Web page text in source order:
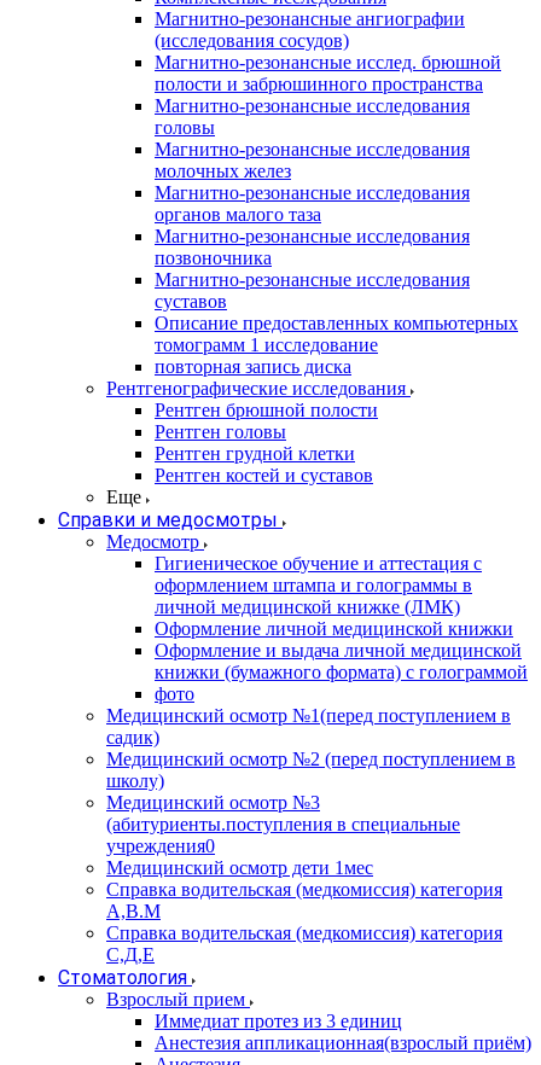
Магнитно-резонансные ангиографии
(исследования сосудов)
Магнитно-резонансные исслед. брюшной
полости и забрюшинного пространства
Магнитно-резонансные исследования
головы
Магнитно-резонансные исследования
молочных желез
Магнитно-резонансные исследования
органов малого таза
Магнитно-резонансные исследования
позвоночника
Магнитно-резонансные исследования
суставов
Описание предоставленных компьютерных
томограмм 1 исследование
повторная запись диска
Рентгенографические исследования
Рентген брюшной полости
Рентген головы
Рентген грудной клетки
Рентген костей и суставов
Еще
Справки и медосмотры
Медосмотр
Гигиеническое обучение и аттестация с
оформлением штампа и голограммы в
личной медицинской книжке (ЛМК)
Оформление личной медицинской книжки
Оформление и выдача личной медицинской
книжки (бумажного формата) с голограммой
фото
Медицинский осмотр №1(перед поступлением в
садик)
Медицинский осмотр №2 (перед поступлением в
школу)
Медицинский осмотр №3
(абитуриенты.поступления в специальные
учреждения0
Медицинский осмотр дети 1мес
Справка водительская (медкомиссия) категория
А,В.М
Справка водительская (медкомиссия) категория
С,Д,Е
Стоматология
Взрослый прием
Иммедиат протез из 3 единиц
Анестезия аппликационная(взрослый приём)